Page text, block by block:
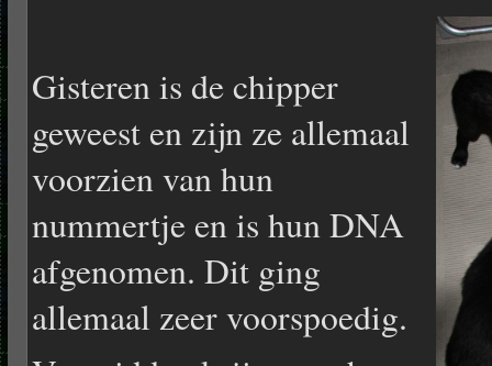
Gisteren is de chipper
geweest en zijn ze allemaal
voorzien van hun
nummertje en is hun DNA
afgenomen. Dit ging
allemaal zeer voorspoedig.